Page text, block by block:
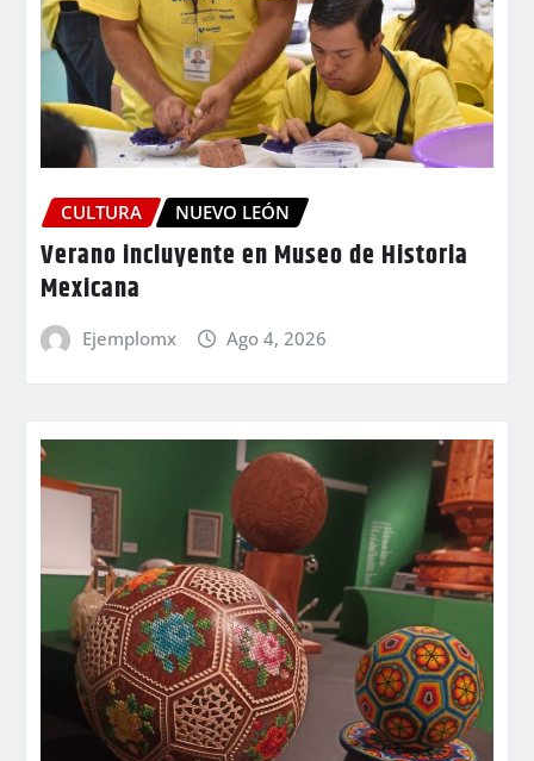
CULTURA NUEVO LEÓN
Verano incluyente en Museo de Historia
Mexicana
Ejemplomx Ago 4, 2026